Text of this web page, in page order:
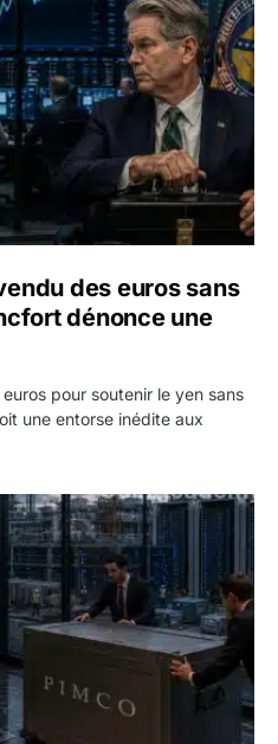
des euros sans
dénonce une
pour soutenir le yen sans
une entorse inédite aux
de 11 milliards de